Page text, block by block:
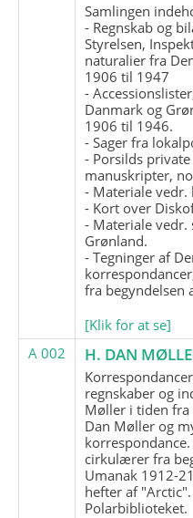
Samlingen
- Regnskab og
Styrelsen,
naturalier fra
1906 til 1947
-
Danmark og
1906 til 1946.
- Sager fra
- Porsilds
manuskripter,
- Materiale vedr.
- Kort over
- Materiale
Grønland.
- Tegninger af
fra begyndelsen
[Klik for at se]
A 002
H. DAN
regnskaber og
Møller i tiden
Dan Møller og
cirkulærer fra
Umanak 1912-
hefter af
Polarbiblioteket.